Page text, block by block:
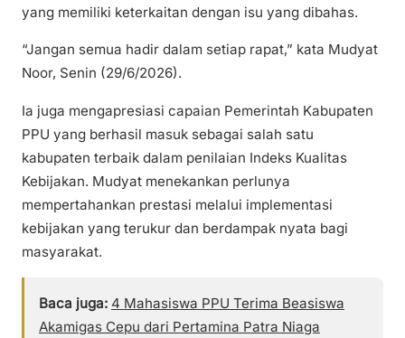
yang memiliki keterkaitan dengan isu yang dibahas.
“Jangan semua hadir dalam setiap rapat,” kata Mudyat
Noor, Senin (29/6/2026).
Ia juga mengapresiasi capaian Pemerintah Kabupaten
PPU yang berhasil masuk sebagai salah satu
kabupaten terbaik dalam penilaian Indeks Kualitas
Kebijakan. Mudyat menekankan perlunya
mempertahankan prestasi melalui implementasi
kebijakan yang terukur dan berdampak nyata bagi
masyarakat.
Baca juga: 4 Mahasiswa PPU Terima Beasiswa
Akamigas Cepu dari Pertamina Patra Niaga